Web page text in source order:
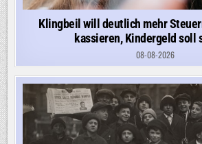
Klingbeil will deutlich mehr
kassieren, Kindergeld soll
08-08-2026